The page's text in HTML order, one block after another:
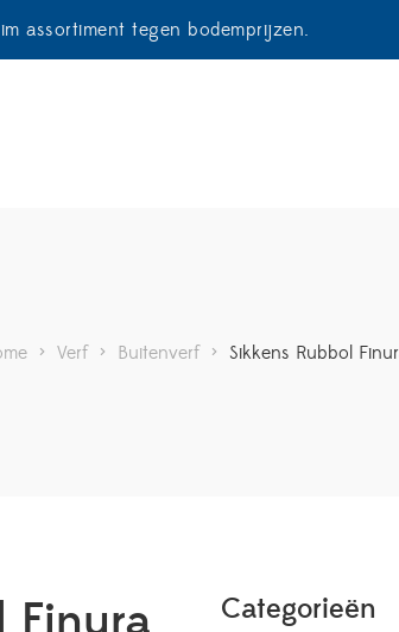
assortiment tegen bodemprijzen.
> Verf > Buitenverf > Sikkens Rubbol
Categorieën